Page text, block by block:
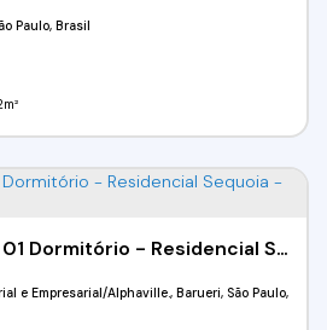
Paulo, Brasil
Apartamento com 01 Dormitório - Residencial Sequoia - Alphaville - Barueri/SP
e Empresarial/Alphaville., Barueri, São Paulo,